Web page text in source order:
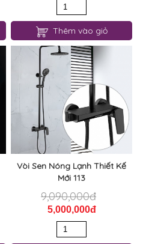
Thêm vào giỏ
Vòi Sen Nóng Lạnh Thiết Kế
Mới 113
9,090,000đ
5,000,000đ